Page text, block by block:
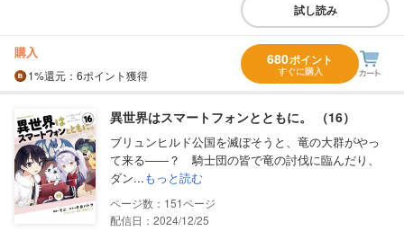
試し読み
購入
1%還元 ：6ポイント獲得
680ポイント
すぐに購入
異世界はスマートフォンとともに。 （16）
ブリュンヒルド公国を滅ぼそうと、竜の大群がやっ
て来る――？ 騎士団の皆で竜の討伐に臨んだり、
ダン...もっと読む
151
配信日：2024/12/25